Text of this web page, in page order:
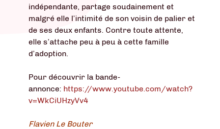
indépendante, partage soudainement et
malgré elle l’intimité de son voisin de palier et
de ses deux enfants. Contre toute attente,
elle s’attache peu à peu à cette famille
d’adoption.
Pour découvrir la bande-
annonce: https://www.youtube.com/watch?
v=WkCiUHzyVv4
Flavien Le Bouter